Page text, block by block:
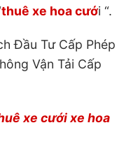
thuê xe hoa cưới “.
Đầu Tư Cấp Phép
Vận Tải Cấp
xe cưới xe hoa